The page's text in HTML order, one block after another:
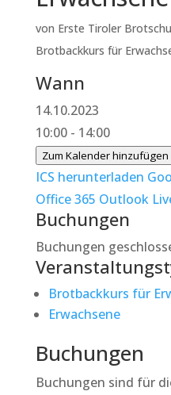
von Erste Tiroler
Brotbackkurs für
Wann
14.10.2023
10:00 - 14:00
Zum Kalender hinzufügen
ICS herunterladen
Office 365 Outlook
Buchungen
Buchungen
Brotbackkurs für
Erwachsene
Buchungen
Buchungen sind für